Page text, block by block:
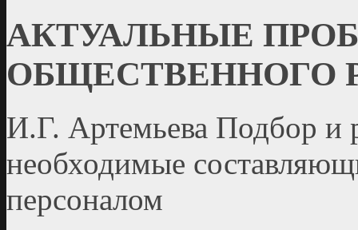
АКТУАЛЬНЫЕ
ОБЩЕСТВЕННОГО
И.Г. Артемьева Подбор и
необходимые
персоналом